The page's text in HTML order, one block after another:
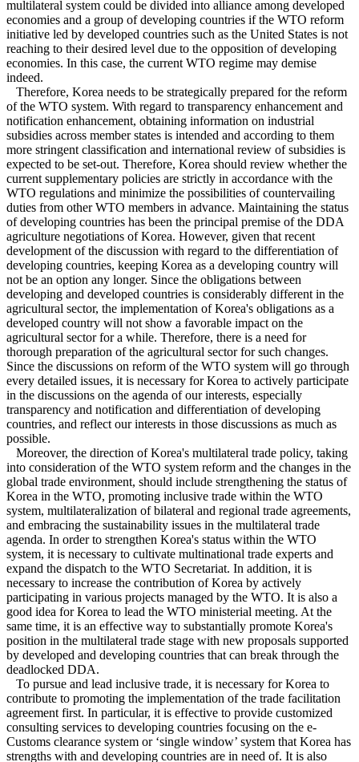
multilateral system could be divided into alliance among developed
economies and a group of developing countries if the WTO reform
initiative led by developed countries such as the United States is not
reaching to their desired level due to the opposition of developing
economies. In this case, the current WTO regime may demise
indeed.
Therefore, Korea needs to be strategically prepared for the reform
of the WTO system. With regard to transparency enhancement and
notification enhancement, obtaining information on industrial
subsidies across member states is intended and according to them
more stringent classification and international review of subsidies is
expected to be set-out. Therefore, Korea should review whether the
current supplementary policies are strictly in accordance with the
WTO regulations and minimize the possibilities of countervailing
duties from other WTO members in advance. Maintaining the status
of developing countries has been the principal premise of the DDA
agriculture negotiations of Korea. However, given that recent
development of the discussion with regard to the differentiation of
developing countries, keeping Korea as a developing country will
not be an option any longer. Since the obligations between
developing and developed countries is considerably different in the
agricultural sector, the implementation of Korea's obligations as a
developed country will not show a favorable impact on the
agricultural sector for a while. Therefore, there is a need for
thorough preparation of the agricultural sector for such changes.
Since the discussions on reform of the WTO system will go through
every detailed issues, it is necessary for Korea to actively participate
in the discussions on the agenda of our interests, especially
transparency and notification and differentiation of developing
countries, and reflect our interests in those discussions as much as
possible.
Moreover, the direction of Korea's multilateral trade policy, taking
into consideration of the WTO system reform and the changes in the
global trade environment, should include strengthening the status of
Korea in the WTO, promoting inclusive trade within the WTO
system, multilateralization of bilateral and regional trade agreements,
and embracing the sustainability issues in the multilateral trade
agenda. In order to strengthen Korea's status within the WTO
system, it is necessary to cultivate multinational trade experts and
expand the dispatch to the WTO Secretariat. In addition, it is
necessary to increase the contribution of Korea by actively
participating in various projects managed by the WTO. It is also a
good idea for Korea to lead the WTO ministerial meeting. At the
same time, it is an effective way to substantially promote Korea's
position in the multilateral trade stage with new proposals supported
by developed and developing countries that can break through the
deadlocked DDA.
To pursue and lead inclusive trade, it is necessary for Korea to
contribute to promoting the implementation of the trade facilitation
agreement first. In particular, it is effective to provide customized
consulting services to developing countries focusing on the e-
Customs clearance system or ‘single window’ system that Korea has
strengths with and developing countries are in need of. It is also